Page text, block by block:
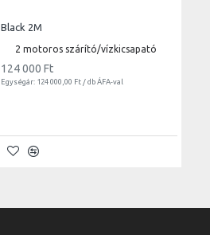
Black 2M
2 motoros szárító/vízkicsapató
124 000 Ft
Egységár: 124 000,00 Ft / db ÁFA-val